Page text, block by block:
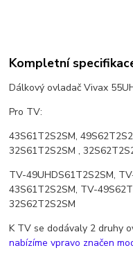
Kompletní
Dálkový ovladač Vivax
Pro TV:
43S61T2S2SM,
32S61T2S2SM ,
TV-49UHDS61T2S2SM,
43S61T2S2SM, TV-
32S62T2S2SM
K TV se dodávaly 2 druhy
nabízíme vpravo značen